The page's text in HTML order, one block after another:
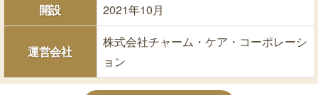
開設
2021年10月
運営会社
株式会社チャーム・ケア・コーポレーシ
ョン